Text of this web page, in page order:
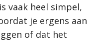
vaak heel simpel,
je ergens aan
of dat het